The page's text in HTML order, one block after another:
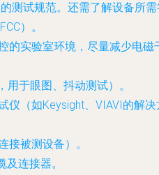
测试规范。还需了解设备所
）。
的实验室环境，尽量减少电磁
用于眼图、抖动测试）。
仪（如Keysight、VIAVI的解决
接被测设备）。
连接器。